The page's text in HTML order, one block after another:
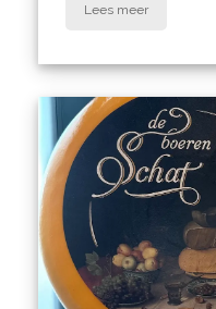
Lees meer